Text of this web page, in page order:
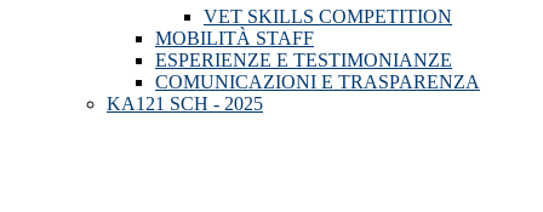
VET SKILLS COMPETITION
MOBILITÀ STAFF
ESPERIENZE E TESTIMONIANZE
COMUNICAZIONI E TRASPARENZA
KA121 SCH - 2025